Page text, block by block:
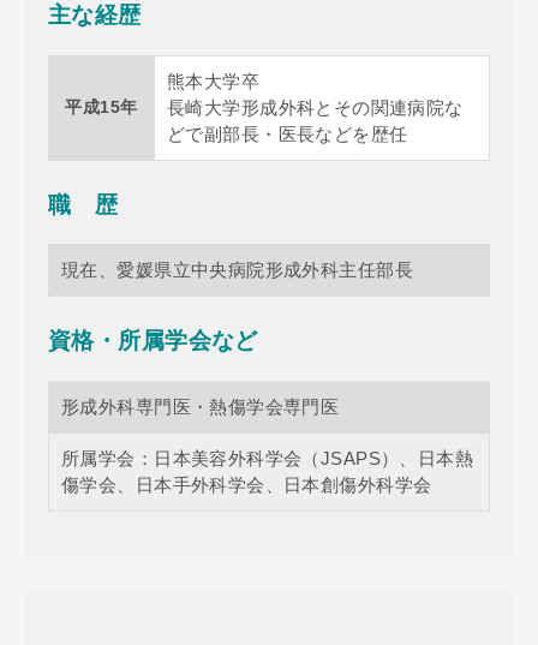
主な経歴
平成15年
熊本大学卒
長崎大学形成外科とその関連病院な
どで副部長・医長などを歴任
職 歴
現在、愛媛県立中央病院形成外科主任部長
資格・所属学会など
形成外科専門医・熱傷学会専門医
所属学会：日本美容外科学会（JSAPS）、日本熱
傷学会、日本手外科学会、日本創傷外科学会